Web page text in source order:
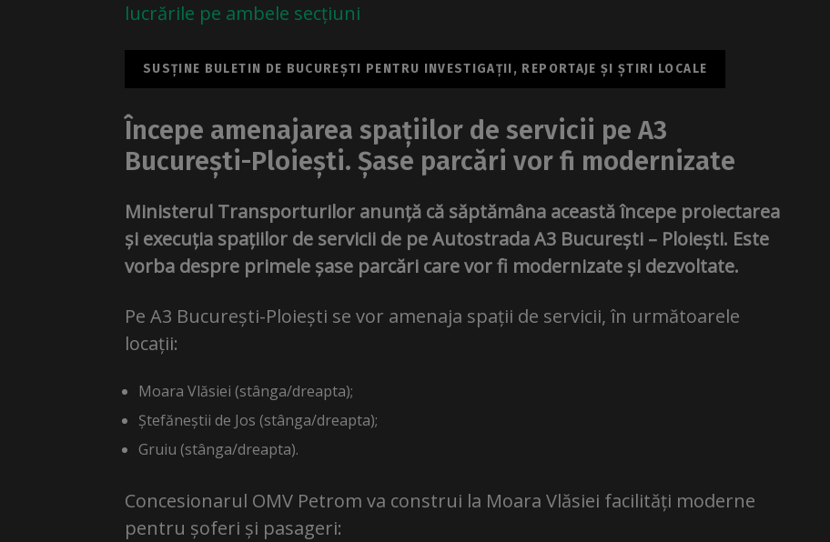
lucrările pe ambele secțiuni
SUSȚINE BULETIN DE BUCUREȘTI PENTRU INVESTIGAȚII, REPORTAJE ȘI ȘTIRI LOCALE
Începe amenajarea spațiilor de servicii pe A3
București-Ploiești. Șase parcări vor fi modernizate
Ministerul Transporturilor anunță că săptămâna această începe proiectarea
și execuția spațiilor de servicii de pe Autostrada A3 București – Ploiești. Este
vorba despre primele șase parcări care vor fi modernizate și dezvoltate.
Pe A3 București-Ploiești se vor amenaja spații de servicii, în următoarele
locații:
Moara Vlăsiei (stânga/dreapta);
Ștefăneștii de Jos (stânga/dreapta);
Gruiu (stânga/dreapta).
Concesionarul OMV Petrom va construi la Moara Vlăsiei facilități moderne
pentru șoferi și pasageri: